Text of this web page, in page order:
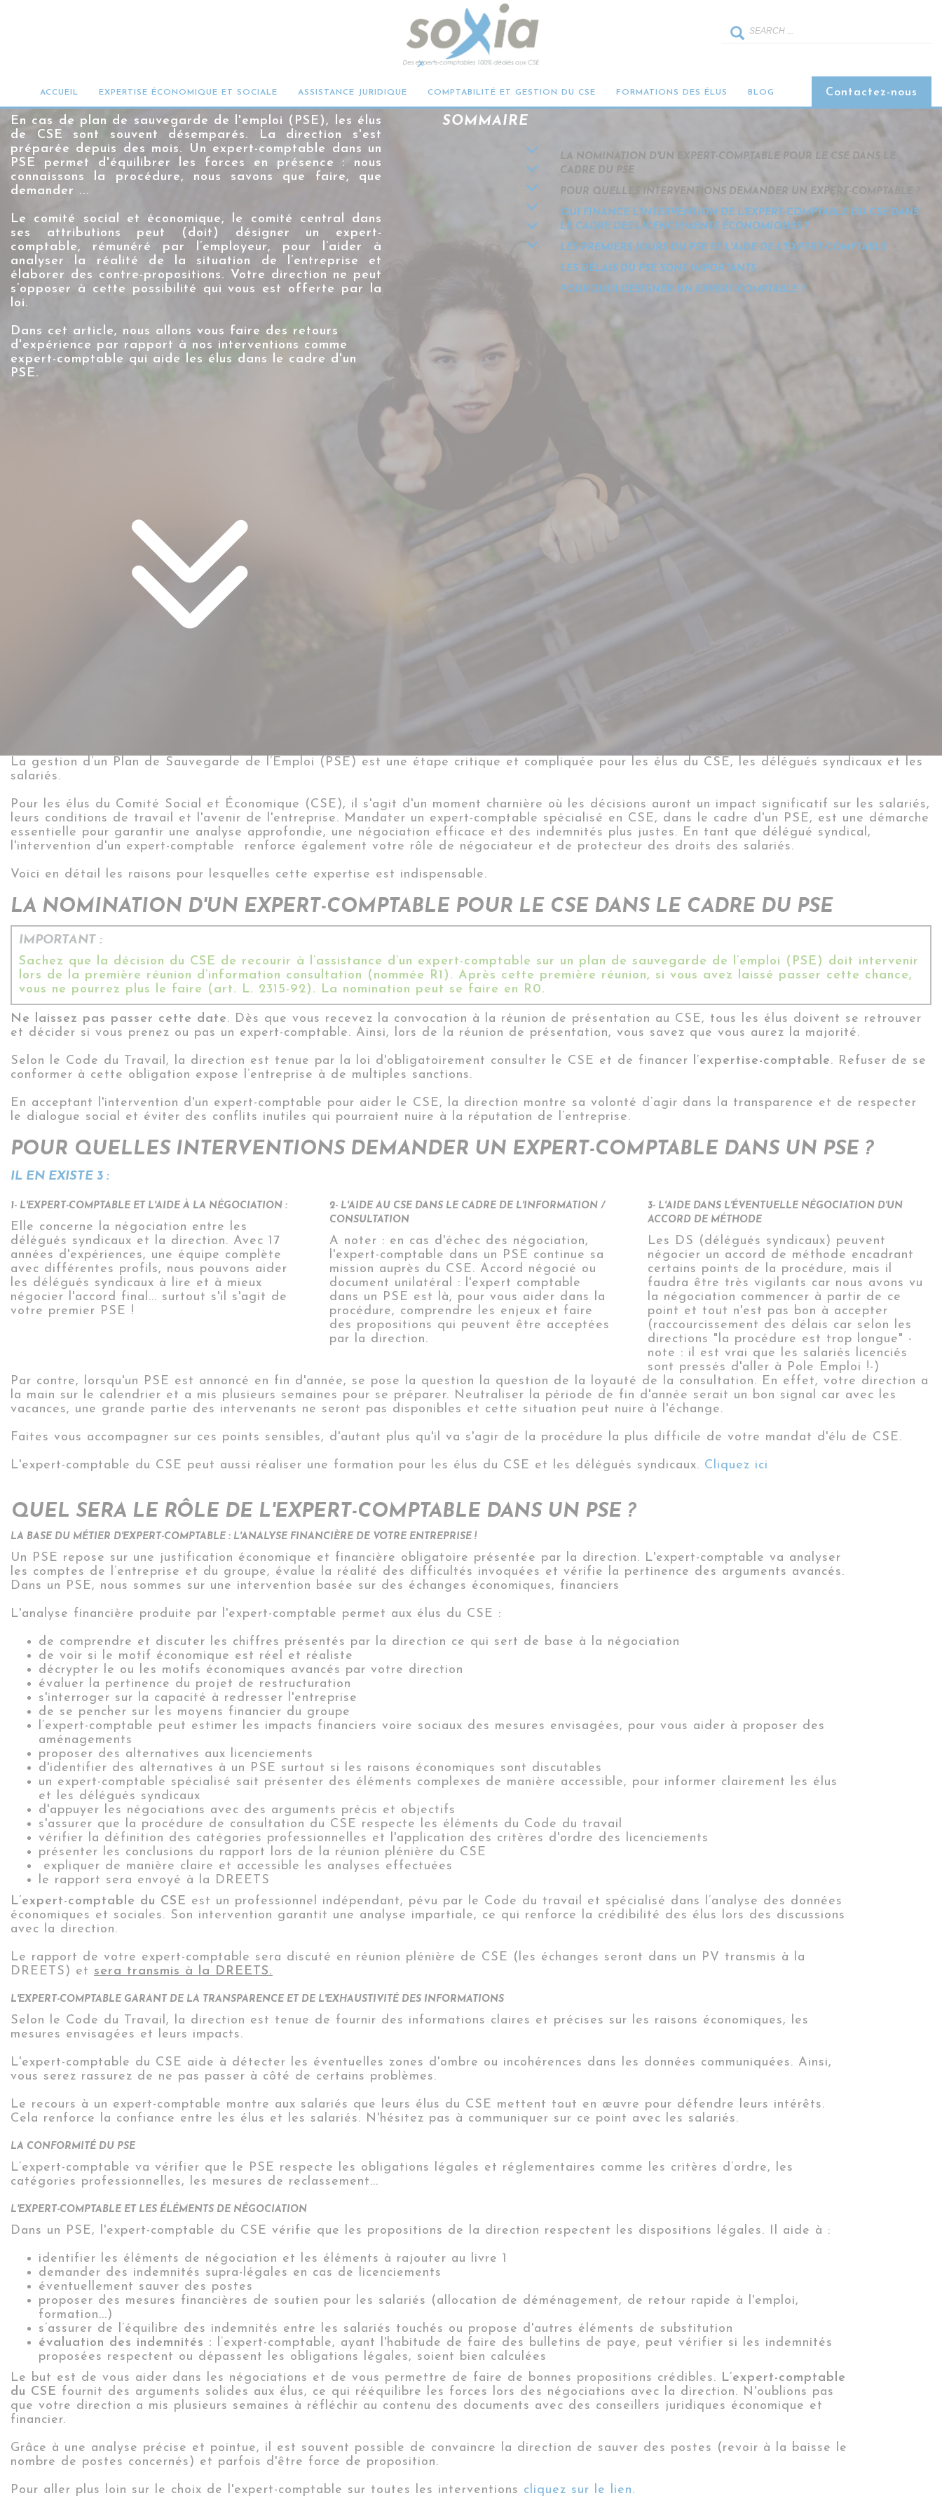
ACCUEIL EXPERTISE ÉCONOMIQUE ET SOCIALE ASSISTANCE JURIDIQUE COMPTABILITÉ ET GESTION DU CSE FORMATIONS DES ÉLUS BLOG Contactez-nous
UN EXPERT-COMPTABLE DANS UN PSE (UN PLAN DE
SAUVEGARDE DE L'EMPLOI)
En cas de plan de sauvegarde de l'emploi (PSE), les élus
de CSE sont souvent désemparés. La direction s'est
préparée depuis des mois. Un expert-comptable
dans un
PSE
permet d'équilibrer les forces en présence : nous
connaissons la procédure, nous savons que faire, que
demander ...
Le comité social et économique, le comité central dans
ses attributions peut (doit) désigner un expert-
comptable, rémunéré par l’employeur, pour l’aider à
analyser la réalité de la situation de l’entreprise et
élaborer des contre-propositions. Votre direction ne peut
s’opposer à cette possibilité qui vous est offerte par la
loi.
Dans cet article, nous allons vous faire des retours
d'expérience par rapport à nos interventions comme
expert-comptable qui aide les élus dans le cadre d'un
PSE.
SOMMAIRE
LA NOMINATION D'UN EXPERT-COMPTABLE POUR LE CSE DANS LE
CADRE DU PSE
POUR QUELLES INTERVENTIONS DEMANDER UN EXPERT-COMPTABLE ?
QUI FINANCE L'INTERVENTION DE L'EXPERT-COMPTABLE DU CSE DANS
LE CADRE DES LICENCIEMENTS ÉCONOMIQUES ?
LES PREMIERS JOURS DU PSE ET L'AIDE DE L'EXPERT-COMPTABLE
LES DÉLAIS DU PSE SONT IMPORTANTS
POURQUOI DÉSIGNER UN EXPERT-COMPTABLE ?
La gestion d’un Plan de Sauvegarde de l’Emploi (PSE) est une étape critique et compliquée pour les élus du CSE, les délégués syndicaux et les
salariés.
Pour les élus du Comité Social et Économique (CSE), il s'agit d'un moment charnière où les décisions auront un impact significatif sur les salariés,
leurs conditions de travail et l'avenir de l'entreprise. Mandater un expert-comptable spécialisé en CSE, dans le cadre d'un PSE, est une démarche
essentielle pour garantir une analyse approfondie, une négociation efficace et des indemnités plus justes. En tant que délégué syndical,
l'intervention d'un expert-comptable renforce également votre rôle de négociateur et de protecteur des droits des salariés.
Voici en détail les raisons pour lesquelles cette expertise est indispensable.
LA NOMINATION D'UN EXPERT-COMPTABLE POUR LE CSE DANS LE CADRE DU PSE
IMPORTANT :
Sachez que la décision du CSE de recourir à l’assistance d’un expert-comptable sur un plan de sauvegarde de l’emploi (PSE) doit intervenir
lors de la première réunion d’information consultation (nommée R1). Après cette première réunion, si vous avez laissé passer cette chance,
vous ne pourrez plus le faire (art. L. 2315-92). La nomination peut se faire en R0.
Ne laissez pas passer cette date. Dès que vous recevez la convocation à la réunion de présentation au CSE, tous les élus doivent se retrouver
et décider si vous prenez ou pas un expert-comptable. Ainsi, lors de la réunion de présentation, vous savez que vous aurez la majorité.
Selon le Code du Travail, la direction est tenue par la loi d'obligatoirement consulter le CSE et de financer l’expertise-comptable. Refuser de se
conformer à cette obligation expose l’entreprise à de multiples sanctions.
En acceptant l'intervention d'un expert-comptable pour aider le CSE, la direction montre sa volonté d’agir dans la transparence et de respecter
le dialogue social et éviter des conflits inutiles qui pourraient nuire à la réputation de l’entreprise.
POUR QUELLES INTERVENTIONS DEMANDER UN EXPERT-COMPTABLE DANS UN PSE ?
IL EN EXISTE 3 :
1- L'EXPERT-COMPTABLE ET L'AIDE À LA NÉGOCIATION :
Elle concerne la négociation entre les
délégués syndicaux et la direction. Avec 17
années d'expériences, une équipe complète
avec différentes profils, nous pouvons aider
les délégués syndicaux à lire et à mieux
négocier l'accord final... surtout s'il s'agit de
votre premier PSE !
2- L'AIDE AU CSE DANS LE CADRE DE L'INFORMATION /
CONSULTATION
A noter : en cas d'échec des négociation,
l'expert-comptable dans un PSE continue sa
mission auprès du CSE. Accord négocié ou
document unilatéral : l'expert comptable
dans un PSE est là, pour vous aider dans la
procédure, comprendre les enjeux et faire
des propositions qui peuvent être acceptées
par la direction.
3- L'AIDE DANS L'ÉVENTUELLE NÉGOCIATION D'UN
ACCORD DE MÉTHODE
Les DS (délégués syndicaux) peuvent
négocier un accord de méthode encadrant
certains points de la procédure, mais il
faudra être très vigilants car nous avons vu
la négociation commencer à partir de ce
point et tout n'est pas bon à accepter
(raccourcissement des délais car selon les
directions "la procédure est trop longue" -
note : il est vrai que les salariés licenciés
sont pressés d'aller à Pole Emploi !-)
Par contre, lorsqu'un PSE est annoncé en fin d'année, se pose la question la question de la loyauté de la consultation. En effet, votre direction a
la main sur le calendrier et a mis plusieurs semaines pour se préparer. N eutraliser la période de fin d'année serait un bon signal car avec les
vacances, une grande partie des intervenants ne seront pas disponibles et cette situation peut nuire à l'échange.
Faites vous accompagner sur ces points sensibles, d'autant plus qu'il va s'agir de la procédure la plus difficile de votre mandat d'élu de CSE.
L'expert-comptable du CSE peut aussi réaliser une formation pour les élus du CSE et les délégués syndicaux. Cliquez ici
QUEL SERA LE RÔLE DE L'EXPERT-COMPTABLE DANS UN PSE ?
LA BASE DU MÉTIER D'EXPERT-COMPTABLE : L'ANALYSE FINANCIÈRE DE VOTRE ENTREPRISE !
Un PSE repose sur une justification économique et financière obligatoire présentée par la direction. L'expert-comptable va analyser
les comptes de l’entreprise et du groupe, évalue la réalité des difficultés invoquées et vérifie la pertinence des arguments avancés.
Dans un PSE, nous sommes sur une intervention basée sur des échanges économiques, financiers
L'analyse financière produite par l'expert-comptable permet aux élus du CSE :
de comprendre et discuter les chiffres présentés par la direction ce qui sert de base à la négociation
de voir si le motif économique est réel et réaliste
décrypter le ou les motifs économiques avancés par votre direction
évaluer la pertinence du projet de restructuration
s'interroger sur la capacité à redresser l'entreprise
de se pencher sur les moyens financier du groupe
l’expert-comptable peut estimer les impacts financiers voire sociaux des mesures envisagées, pour vous aider à proposer des
aménagements
proposer des alternatives aux licenciements
d'identifier des alternatives à un PSE surtout si les raisons économiques sont discutables
un expert-comptable spécialisé sait présenter des éléments complexes de manière accessible, pour informer clairement les élus
et les délégués syndicaux
d'appuyer les négociations avec des arguments précis et objectifs
s'assurer que la procédure de consultation du CSE respecte les éléments du Code du travail
vérifier la définition des catégories professionnelles et l'application des critères d'ordre des licenciements
présenter les conclusions du rapport lors de la réunion plénière du CSE
expliquer de manière claire et accessible les analyses effectuées
le rapport sera envoyé à la DREETS
L’expert-comptable du CSE est un professionnel indépendant, pévu par le Code du travail et spécialisé dans l’analyse des données
économiques et sociales. Son intervention garantit une analyse impartiale, ce qui renforce la crédibilité des élus lors des discussions
avec la direction.
Le rapport de votre expert-comptable sera discuté en réunion plénière de CSE (les échanges seront dans un PV transmis à la
DREETS) et sera transmis à la DREETS.
L'EXPERT-COMPTABLE GARANT DE LA TRANSPARENCE ET DE L'EXHAUSTIVITÉ DES INFORMATIONS
Selon le Code du Travail, la direction est tenue de fournir des informations claires et précises sur les raisons économiques, les
mesures envisagées et leurs impacts.
L'expert-comptable du CSE aide à détecter les éventuelles zones d'ombre ou incohérences dans les données communiquées. Ainsi,
vous serez rassurez de ne pas passer à côté de certains problèmes.
Le recours à un expert-comptable montre aux salariés que leurs élus du CSE mettent tout en œuvre pour défendre leurs intérêts.
Cela renforce la confiance entre les élus et les salariés. N'hésitez pas à communiquer sur ce point avec les salariés.
LA CONFORMITÉ DU PSE
L’expert-comptable va vérifier que le PSE respecte les obligations légales et réglementaires comme les critères d’ordre, les
catégories professionnelles, les mesures de reclassement...
L'EXPERT-COMPTABLE ET LES ÉLÉMENTS DE NÉGOCIATION
Dans un PSE, l'expert-comptable du CSE vérifie que les propositions de la direction respectent les dispositions légales. Il aide à :
identifier les éléments de négociation et les éléments à rajouter au livre 1
demander des indemnités supra-légales en cas de licenciements
éventuellement sauver des postes
proposer des mesures financières de soutien pour les salariés (allocation de déménagement, de retour rapide à l'emploi,
formation...)
s’assurer de l’équilibre des indemnités entre les salariés touchés ou propose d'autres éléments de substitution
évaluation des indemnités : l’expert-comptable, ayant l'habitude de faire des bulletins de paye, peut vérifier si les indemnités
proposées respectent ou dépassent les obligations légales, soient bien calculées
Le but est de vous aider dans les négociations et de vous permettre de faire de bonnes propositions crédibles. L’expert-comptable
du CSE fournit des arguments solides aux élus, ce qui rééquilibre les forces lors des négociations avec la direction. N'oublions pas
que votre direction a mis plusieurs semaines à réfléchir au contenu des documents avec des conseillers juridiques économique et
financier.
Grâce à une analyse précise et pointue, il est souvent possible de convaincre la direction de sauver des postes (revoir à la baisse le
nombre de postes concernés) et parfois d'être force de proposition.
Pour aller plus loin sur le choix de l'expert-comptable sur toutes les interventions cliquez sur le lien.